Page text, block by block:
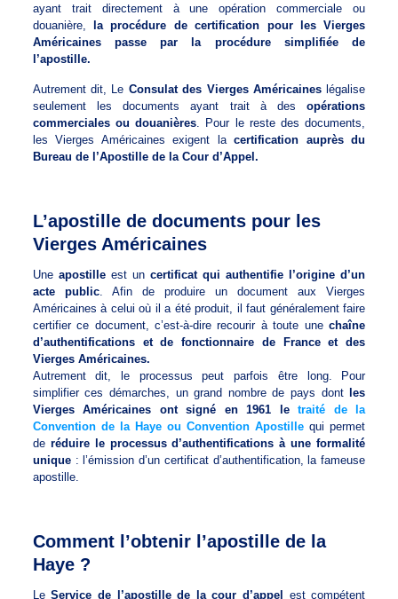
ayant trait directement à une opération commerciale ou
douanière,
la procédure de certification pour les Vierges
Américaines passe par la procédure simplifiée de
l’apostille.
Autrement dit, Le Consulat des Vierges Américaineslégalise
seulement les documents ayant trait à desopérations
commerciales ou douanières . Pour le reste des documents,
les Vierges Américaines exigent lacertification auprès du
Bureau de l’Apostille de la Cour d’Appel.
L’apostille de documents pour les
Vierges Américaines
Une apostilleest un certificat qui authentifie l’origine d’un
acte public. Afin de produire un document aux Vierges
Américaines à celui où il a été produit, il faut généralement faire
certifier ce document, c’est-à-dire recourir à toute unechaîne
d’authentifications et de fonctionnaire de France et des
Vierges Américaines.
Autrement dit, le processus peut parfois être long. Pour
simplifier ces démarches, un grand nombre de pays dont
les
Vierges Américaines ont signé en 1961 letraité de la
Convention de la Haye ou Convention Apostille qui permet
de réduire le processus d’authentifications à une formalité
unique: l’émission d’un certificat d’authentification, la fameuse
apostille.
Comment l’obtenir l’apostille de la
Haye ?
LeService de l’apostille de la cour d’appel
est compétent